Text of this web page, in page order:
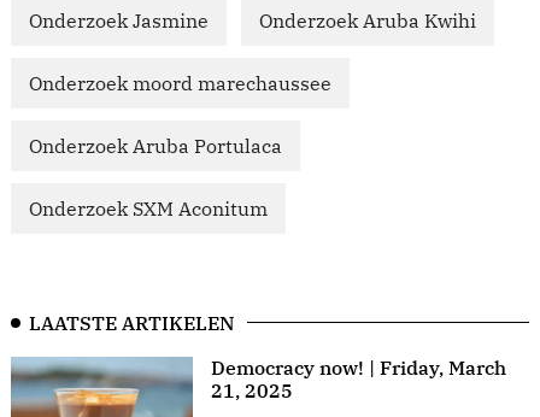
Onderzoek Jasmine Onderzoek Aruba Kwihi
Onderzoek moord marechaussee
Onderzoek Aruba Portulaca
Onderzoek SXM Aconitum
LAATSTE ARTIKELEN
Democracy now! | Friday, March
21, 2025